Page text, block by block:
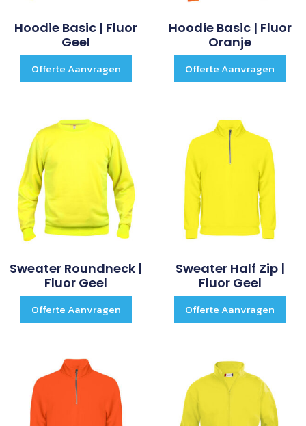
Hoodie Basic | Fluor
Geel
Offerte Aanvragen
Hoodie Basic | Fluor
Oranje
Offerte Aanvragen
Sweater Roundneck |
Fluor Geel
Offerte Aanvragen
Sweater Half Zip |
Fluor Geel
Offerte Aanvragen